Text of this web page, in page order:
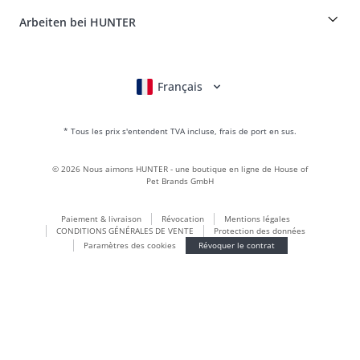
Le cuir est notre passion
BVB Dortmund
Monde des cadeaux
Vêtements pour chiens
LOVE
Maldon
Arbeiten bei HUNTER
* Tous les prix s'entendent TVA incluse, frais de port en sus.
Deutsch
English
Italiano
Nederlands
Français
Paiement & livraison Révocation
Mentions légales
CONDITIONS GÉNÉRALES DE VENTE
Protection des données
Paramètres des cookies
Révoquer le contrat
© 2026 Nous aimons HUNTER - une boutique en ligne de House of
Pet Brands GmbH